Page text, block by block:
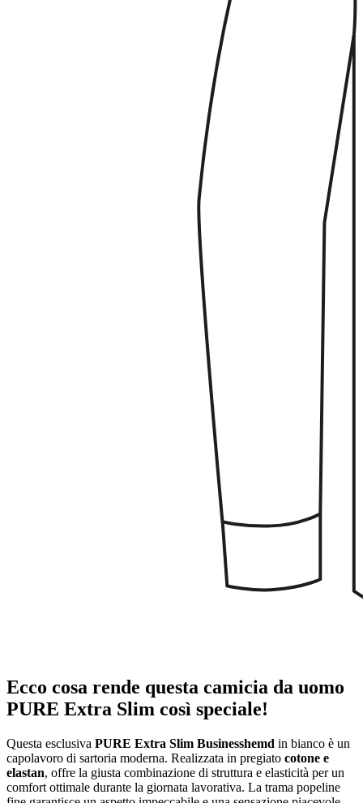
Ecco cosa rende questa camicia da uomo
PURE Extra Slim così speciale!
Questa esclusiva PURE Extra Slim Businesshemd in bianco è un
capolavoro di sartoria moderna. Realizzata in pregiato cotone e
elastan, offre la giusta combinazione di struttura e elasticità per un
comfort ottimale durante la giornata lavorativa. La trama popeline